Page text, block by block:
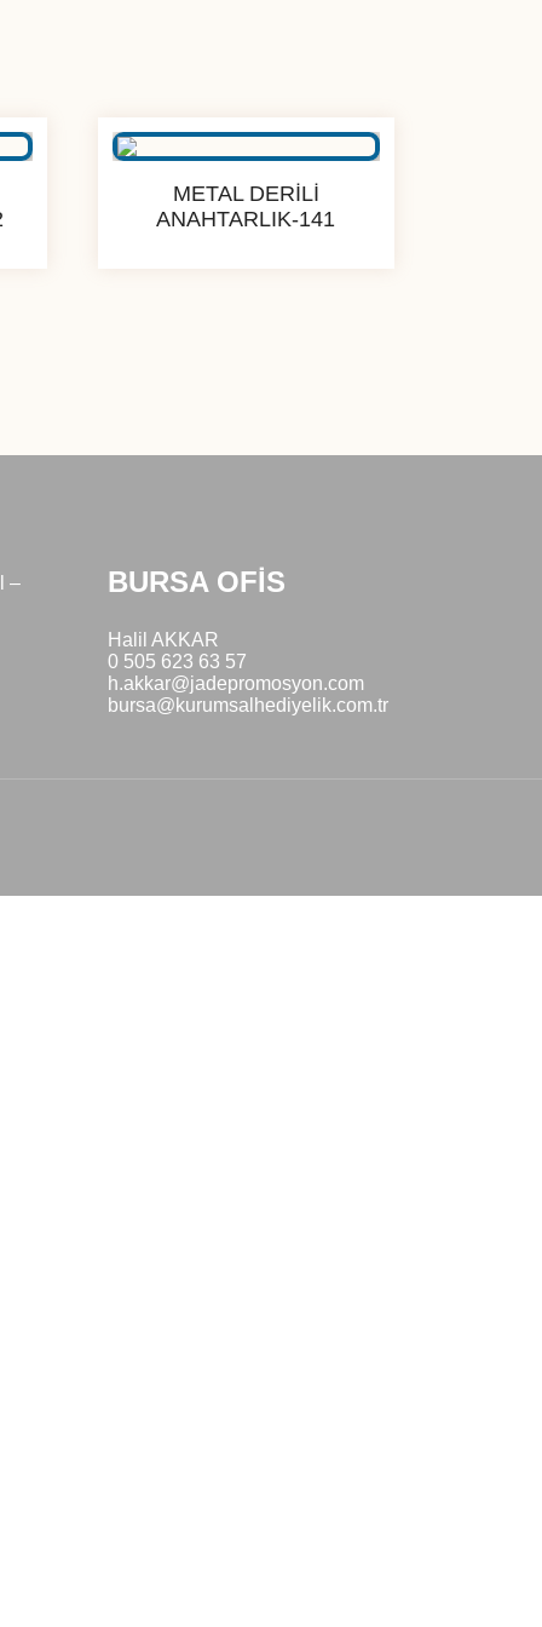
METAL DERİLİ
ANAHTARLIK-141
– BURSA OFİS
Halil AKKAR
0 505 623 63 57
h.akkar@jadepromosyon.com
bursa@kurumsalhediyelik.com.tr